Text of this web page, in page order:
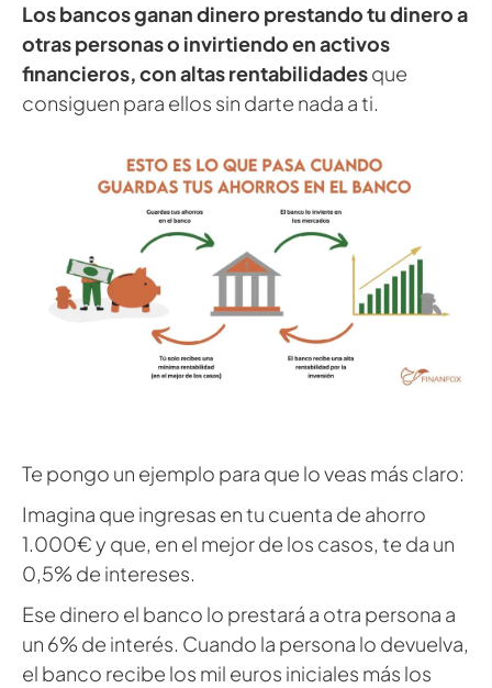
Los bancos ganan dinero prestando tu dinero a
otras personas o invirtiendo en activos
financieros, con altas rentabilidadesque
consiguen para ellos sin darte nada a ti.
Te pongo un ejemplo para que lo veas más claro:
Imagina que ingresas en tu cuenta de ahorro
1.000€ y que, en el mejor de los casos, te da un
0,5% de intereses.
Ese dinero el banco lo prestará a otra persona a
un 6% de interés. Cuando la persona lo devuelva,
el banco recibe los mil euros iniciales más los